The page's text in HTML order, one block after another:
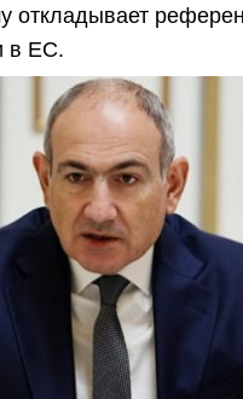
откладывает
в ЕС.